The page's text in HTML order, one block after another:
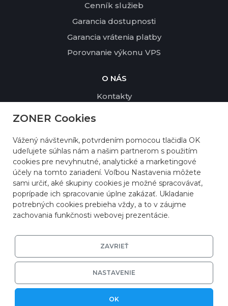
Cenník služieb
Garancia dostupnosti
Garancia vrátenia platby
Porovnanie výkonu VPS
O NÁS
Kontakty
Profil spoločnosti
Referencie
Zmluvné podmienky
© 2026 ZONER, s.r.o. |Ochrana súkromia
ZONER Cookies
Vážený návštevník, potvrdením pomocou tlačidla OK
udeľujete súhlas nám a našim partnerom s použitím
cookies pre nevyhnutné, analytické a marketingové
účely na tomto zariadení. Voľbou Nastavenia môžete
sami určiť, aké skupiny cookies je možné spracovávať,
poprípade ich spracovanie úplne zakázať. Ukladanie
potrebných cookies prebieha vždy, a to v záujme
zachovania funkčnosti webovej prezentácie.
ZAVRIEŤ
NASTAVENIE
OK